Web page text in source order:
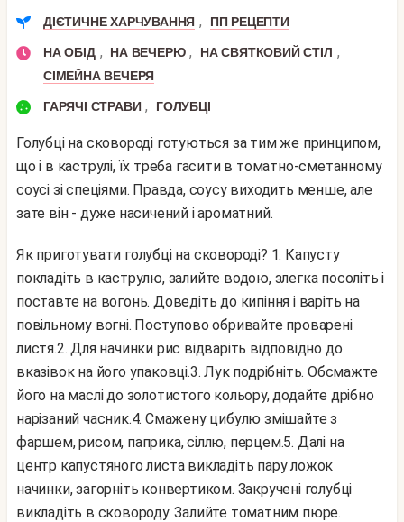
ДІЄТИЧНЕ ХАРЧУВАННЯ , ПП РЕЦЕПТИ
НА ОБІД , НА ВЕЧЕРЮ , НА СВЯТКОВИЙ СТІЛ ,
СІМЕЙНА ВЕЧЕРЯ
ГАРЯЧІ СТРАВИ , ГОЛУБЦІ
Голубці на сковороді готуються за тим же принципом,
що і в каструлі, їх треба гасити в томатно-сметанному
соусі зі спеціями. Правда, соусу виходить менше, але
зате він - дуже насичений і ароматний.
Як приготувати голубці на сковороді? 1. Капусту
покладіть в каструлю, залийте водою, злегка посоліть і
поставте на вогонь. Доведіть до кипіння і варіть на
повільному вогні. Поступово обривайте проварені
листя.2. Для начинки рис відваріть відповідно до
вказівок на його упаковці.3. Лук подрібніть. Обсмажте
його на маслі до золотистого кольору, додайте дрібно
нарізаний часник.4. Смажену цибулю змішайте з
фаршем, рисом, паприка, сіллю, перцем.5. Далі на
центр капустяного листа викладіть пару ложок
начинки, загорніть конвертиком. Закручені голубці
викладіть в сковороду. Залийте томатним пюре.